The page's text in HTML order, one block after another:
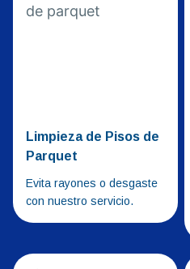
Limpieza de Pisos de
Parquet
Evita rayones o desgaste
con nuestro servicio.